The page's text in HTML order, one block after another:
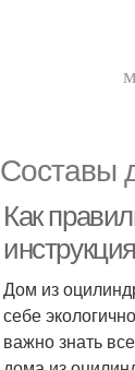
Составы
Как
инструкция
Дом из
себе
важно знать